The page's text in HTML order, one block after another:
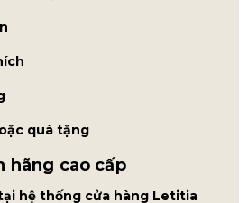
quà tặng
hãng cao cấp
hệ thống cửa hàng Letitia